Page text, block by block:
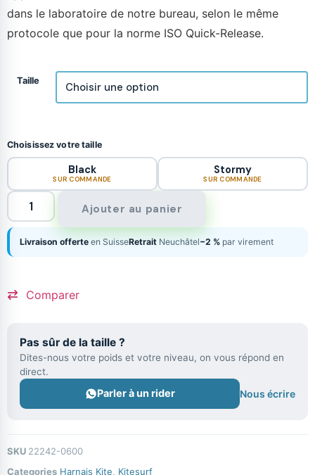
dans le laboratoire de notre bureau, selon le même
protocole que pour la norme ISO Quick-Release.
Taille
Choisissez votre taille
Black
SUR COMMANDE
Stormy
SUR COMMANDE
Ajouter au panier
Livraison offerte en SuisseRetrait Neuchâtel−2 % par virement
Comparer
Pas sûr de la taille ?
Dites-nous votre poids et votre niveau, on vous répond en
direct.
Parler à un rider Nous écrire
SKU 22242-0600
Categories Harnais Kite
Kitesurf